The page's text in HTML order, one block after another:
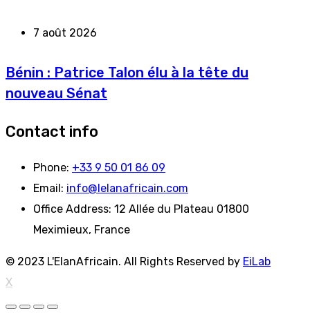
7 août 2026
Bénin : Patrice Talon élu à la tête du
nouveau Sénat
Contact info
Phone: +33 9 50 01 86 09
Email: info@lelanafricain.com
Office Address: 12 Allée du Plateau 01800
Meximieux, France
© 2023 L'ElanAfricain. All Rights Reserved by EiLab
X